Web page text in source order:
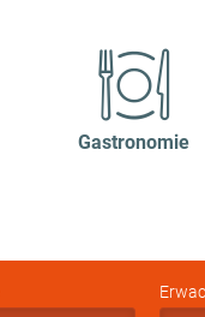
Gastronomie